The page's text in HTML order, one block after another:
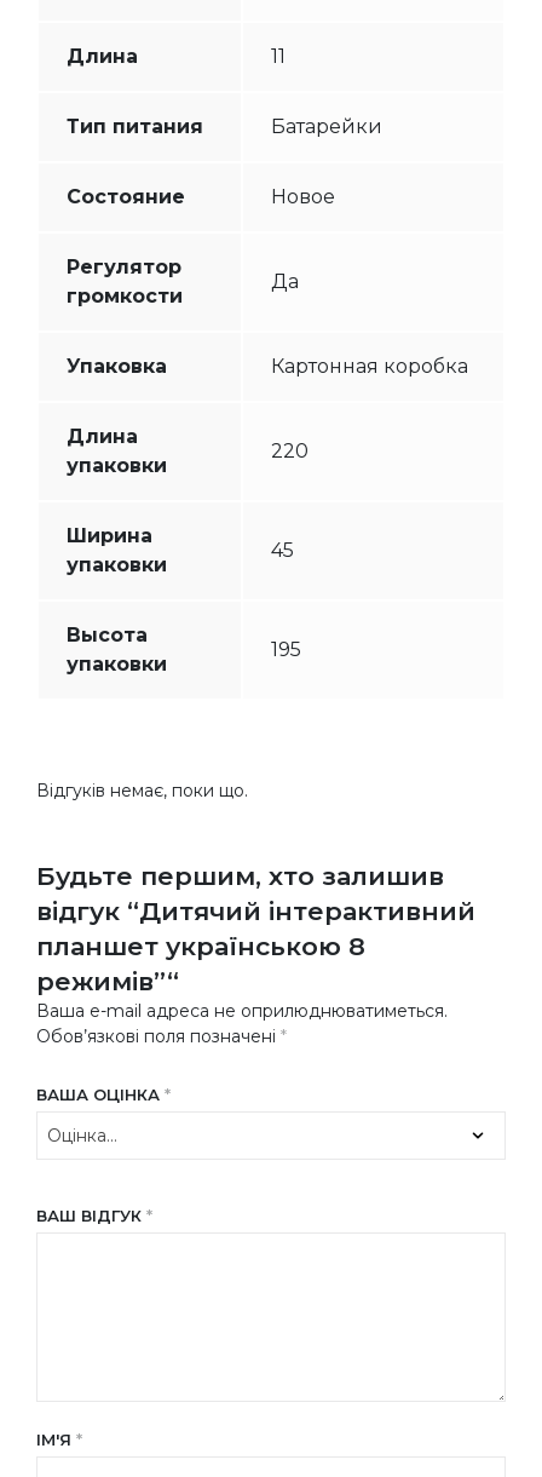
Длина 11
Тип питания Батарейки
Состояние Новое
Регулятор
громкости
Да
Упаковка Картонная коробка
Длина
упаковки
220
Ширина
упаковки
45
Высота
упаковки
195
Відгуків немає, поки що.
Будьте першим, хто залишив
відгук “Дитячий інтерактивний
планшет українською 8
режимів”“
Ваша e-mail адреса не оприлюднюватиметься.
Обов’язкові поля позначені *
ВАША ОЦІНКА *
ВАШ ВІДГУК *
ІМ'Я *